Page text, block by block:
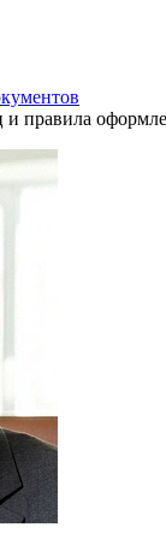
правила